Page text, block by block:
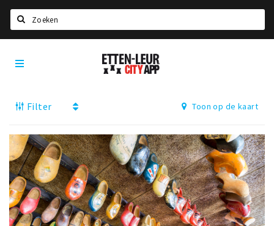
Home
Deals
Nieuws, interviews & blogs
Eten
Drinken
Slapen
Etten-
Leur
Filter
Toon op de kaart